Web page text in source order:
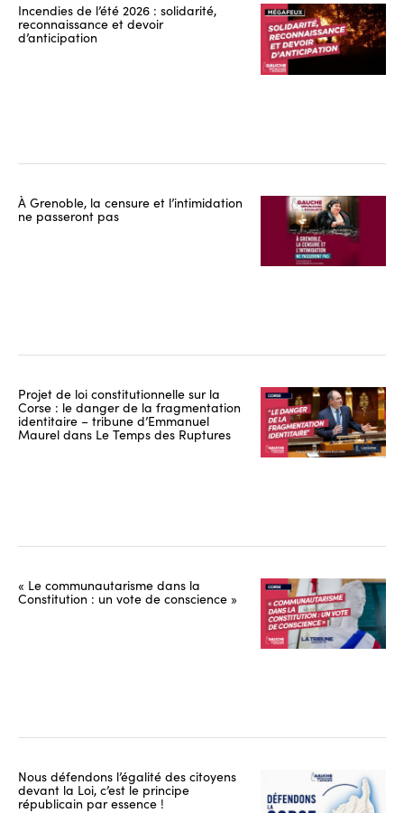
Incendies de l’été 2026 : solidarité,
reconnaissance et devoir
d’anticipation
À Grenoble, la censure et l’intimidation
ne passeront pas
Projet de loi constitutionnelle sur la
Corse : le danger de la fragmentation
identitaire – tribune d’Emmanuel
Maurel dans Le Temps des Ruptures
« Le communautarisme dans la
Constitution : un vote de conscience »
Nous défendons l’égalité des citoyens
devant la Loi, c’est le principe
républicain par essence !